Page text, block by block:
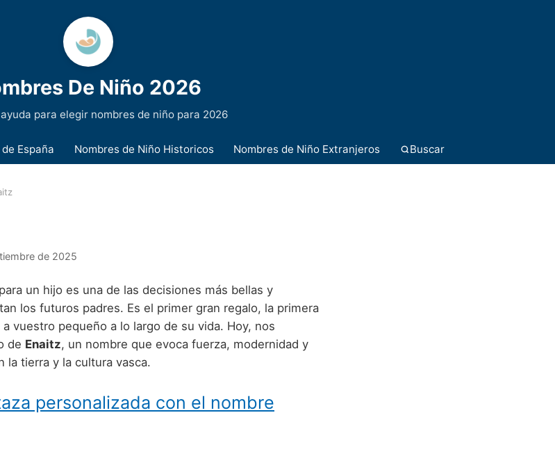
De Niño 2026
para elegir nombres de niño para 2026
España Nombres de Niño Historicos Nombres de Niño Extranjeros Buscar
de 2025
un hijo es una de las decisiones más bellas y
los futuros padres. Es el primer gran regalo, la primera
vuestro pequeño a lo largo de su vida. Hoy, nos
de Enaitz, un nombre que evoca fuerza, modernidad y
la tierra y la cultura vasca.
personalizada con el nombre